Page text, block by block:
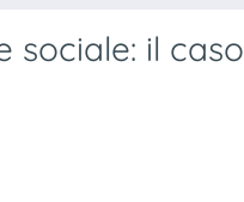
sociale: il caso